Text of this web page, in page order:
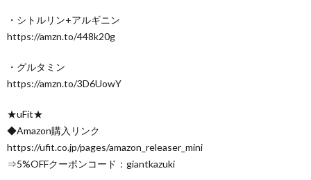
・シトルリン+アルギニン
https://amzn.to/448k20g
・グルタミン
https://amzn.to/3D6UowY
★uFit★
◆Amazon購入リンク
https://ufit.co.jp/pages/amazon_releaser_mini
⇒5%OFFクーポンコード：giantkazuki